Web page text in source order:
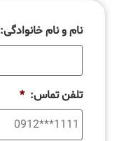
نام و نام خانوادگی:
تلفن تماس: *